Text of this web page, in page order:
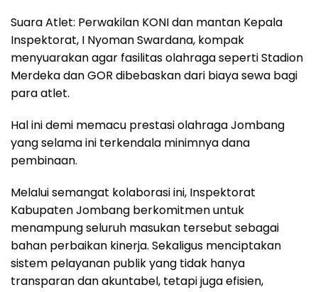
Suara Atlet: Perwakilan KONI dan mantan Kepala
Inspektorat, I Nyoman Swardana, kompak
menyuarakan agar fasilitas olahraga seperti Stadion
Merdeka dan GOR dibebaskan dari biaya sewa bagi
para atlet.
Hal ini demi memacu prestasi olahraga Jombang
yang selama ini terkendala minimnya dana
pembinaan.
Melalui semangat kolaborasi ini, Inspektorat
Kabupaten Jombang berkomitmen untuk
menampung seluruh masukan tersebut sebagai
bahan perbaikan kinerja. Sekaligus menciptakan
sistem pelayanan publik yang tidak hanya
transparan dan akuntabel, tetapi juga efisien,